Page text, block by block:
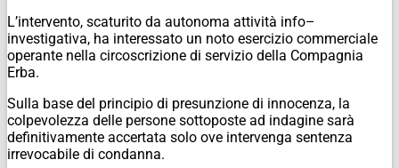
L’intervento, scaturito da autonoma attività info–
investigativa, ha interessato un noto esercizio commerciale
operante nella circoscrizione di servizio della Compagnia
Erba.
Sulla base del principio di presunzione di innocenza, la
colpevolezza delle persone sottoposte ad indagine sarà
definitivamente accertata solo ove intervenga sentenza
irrevocabile di condanna.